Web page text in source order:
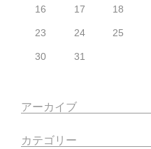
16 17 18
23 24 25
30 31
アーカイブ
カテゴリー